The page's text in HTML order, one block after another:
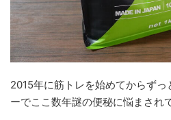
2015年に筋トレを始めてからず
ーでここ数年謎の便秘に悩まされ